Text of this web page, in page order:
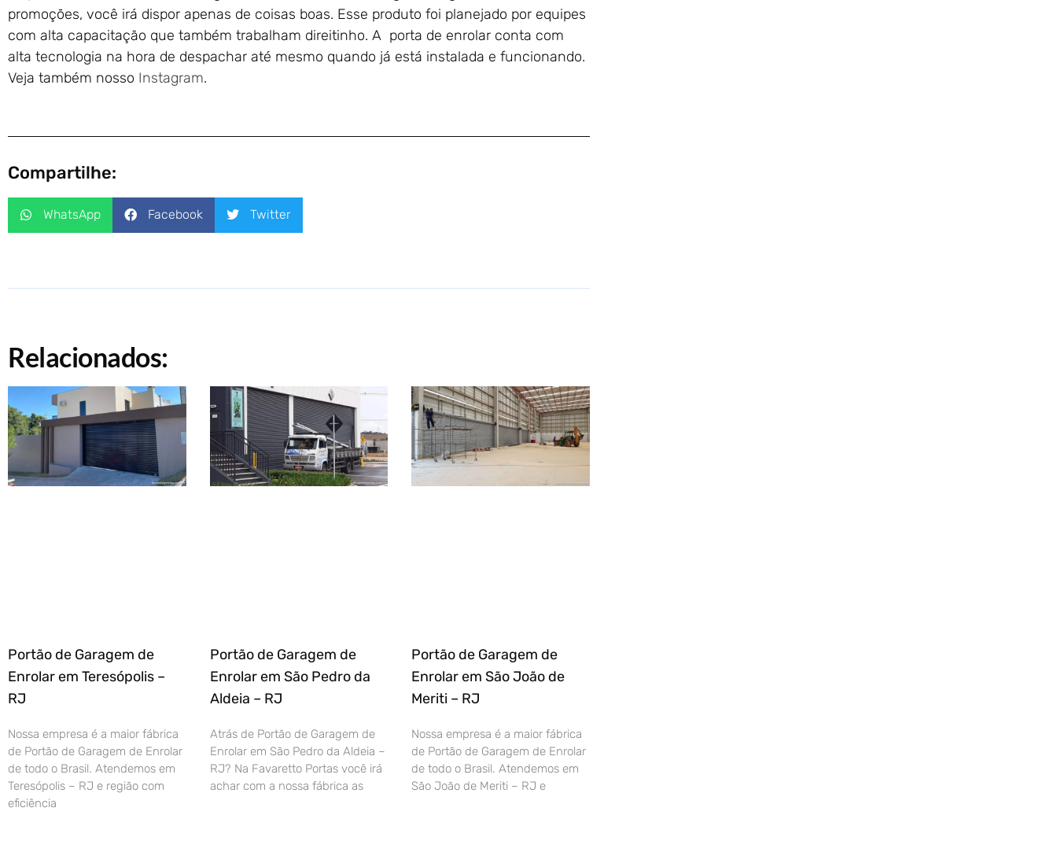
promoções, você irá dispor apenas de coisas boas. Esse produto foi planejado por equipes
com alta capacitação que também trabalham direitinho. A porta de enrolar conta com
alta tecnologia na hora de despachar até mesmo quando já está instalada e funcionando.
Veja também nosso Instagram.
Compartilhe:
WhatsApp Facebook Twitter
Relacionados:
Portão de Garagem de
Enrolar em Teresópolis –
RJ
Nossa empresa é a maior fábrica
de Portão de Garagem de Enrolar
de todo o Brasil. Atendemos em
Teresópolis – RJ e região com
eficiência
Portão de Garagem de
Enrolar em São Pedro da
Aldeia – RJ
Atrás de Portão de Garagem de
Enrolar em São Pedro da Aldeia –
RJ? Na Favaretto Portas você irá
achar com a nossa fábrica as
Portão de Garagem de
Enrolar em São João de
Meriti – RJ
Nossa empresa é a maior fábrica
de Portão de Garagem de Enrolar
de todo o Brasil. Atendemos em
São João de Meriti – RJ e